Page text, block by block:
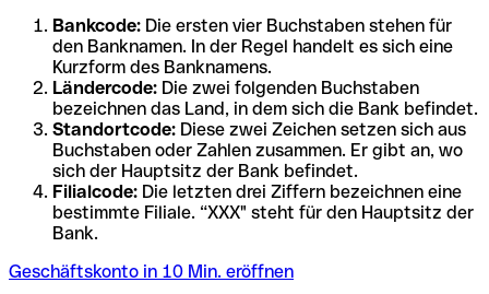
Bankcode: Die ersten vier Buchstaben stehen für
den Banknamen. In der Regel handelt es sich eine
Kurzform des Banknamens.
Ländercode: Die zwei folgenden Buchstaben
bezeichnen das Land, in dem sich die Bank befindet.
Standortcode: Diese zwei Zeichen setzen sich aus
Buchstaben oder Zahlen zusammen. Er gibt an, wo
sich der Hauptsitz der Bank befindet.
Filialcode: Die letzten drei Ziffern bezeichnen eine
bestimmte Filiale. “XXX" steht für den Hauptsitz der
Bank.
Geschäftskonto in 10 Min. eröffnen